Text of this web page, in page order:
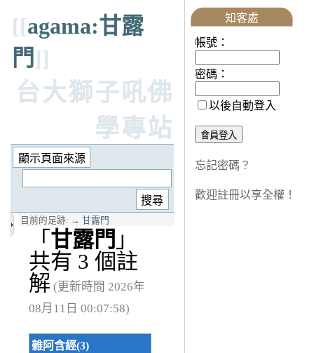
[[agama:甘露
門]]
台大獅子吼佛
學專站
目前的足跡: → 甘露門
「 甘露門 」
共有 3 個註
解 (更新時間 2026年
08月11日 00:07:58)
雜阿含經(3)
知客處
帳號：
密碼：
以後自動登入
忘記密碼？
歡迎註冊以享全權！